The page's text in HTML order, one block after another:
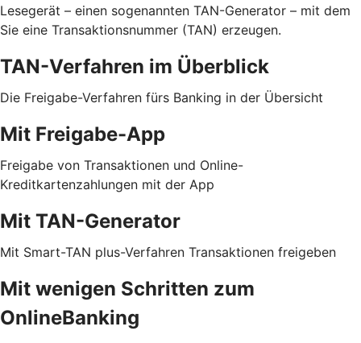
Lesegerät – einen sogenannten TAN-Generator – mit dem
Sie eine Transaktionsnummer (TAN) erzeugen.
TAN-Verfahren im Überblick
Die Freigabe-Verfahren fürs Banking in der Übersicht
Mit Freigabe-App
Freigabe von Transaktionen und Online-
Kreditkartenzahlungen mit der App
Mit TAN-Generator
Mit Smart-TAN plus-Verfahren Transaktionen freigeben
Mit wenigen Schritten zum
OnlineBanking